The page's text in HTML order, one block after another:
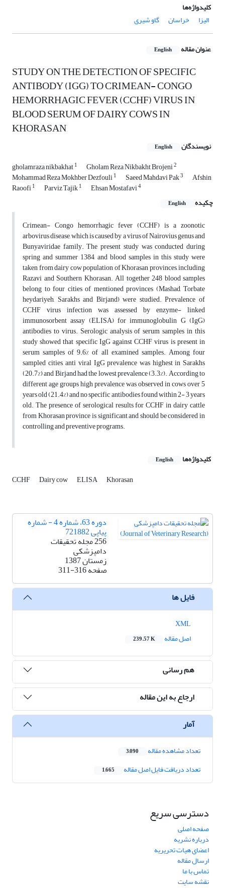
کلیدواژه‌ها
الیزا
خراسان گاو شیری
عنوان مقاله English
STUDY ON THE DETECTION OF SPECIFIC
ANTIBODY (IGG) TO CRIMEAN- CONGO
HEMORRHAGIC FEVER (CCHF) VIRUS IN
BLOOD SERUM OF DAIRY COWS IN
KHORASAN
نویسندگان English
gholamraza nikbakhat1 Gholam Reza Nikbakht Brojeni2
Mohammad Reza Mokhber Dezfouli1 Saeed Mahdavi Pak3 Afshin
Raoofi1 Parviz Tajik1 Ehsan Mostafavi4
چکیده English
Crimean- Congo hemorrhagic fever (CCHF) is a zoonotic
arbovirus disease, which is caused by a virus of Nairovius genus and
Bunyaviridae family. The present study was conducted during
spring and summer 1384, and blood samples in this study were
taken from dairy cow population of Khorasan provinces, including
Razavi and Southern Khorasan. All together 248 blood samples
belong to four cities of mentioned provinces (Mashad, Torbate
heydariyeh, Sarakhs and Birjand) were studied. Prevalence of
CCHF virus infection was assessed by enzyme- linked
immunosorbent assay (ELISA) for immunoglobulin G (IgG)
antibodies to virus. Serologic analysis of serum samples in this
study showed that specific IgG against CCHF virus is present in
serum samples of 9.6% of all examined samples. Among four
sampled cities, anti viral IgG prevalence was highest in Sarakhs
(20.7%) and Birjand had the lowest prevalence (3.3%). According to
different age groups high prevalence was observed in cows over 5
years old (21.4%) and no specific antibodies found within 2- 3 years
old. The presence of serological results for CCHF in dairy cattle
from Khorasan province is significant and should be considered in
controlling and preventive programs.
کلیدواژه‌ها English
CCHF Dairy cow ELISA Khorasan
دوره 63، شماره 4 - شماره
پیاپی 721882
256 مجله تحقیقات
دامپزشکی
زمستان 1387
صفحه311-316
فایل ها
اصل مقاله
239.57 K
هم رسانی
ارجاع به این مقاله
آمار
تعداد مشاهده مقاله 3,090
تعداد دریافت فایل اصل مقاله 1,665
دسترسی سریع
صفحه اصلی
درباره نشریه
اعضای هیات تحریریه
ارسال مقاله
تماس با ما
نقشه سایت